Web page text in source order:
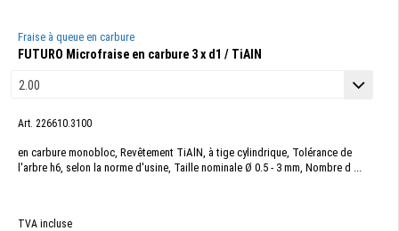
Fraise à queue en carbure
FUTURO Microfraise en carbure 3 x d1 / TiAlN
Art. 226610.3100
en carbure monobloc, Revêtement TiAlN, à tige cylindrique, Tolérance de
l'arbre h6, selon la norme d'usine, Taille nominale Ø 0.5 - 3 mm, Nombre d ...
TVA incluse